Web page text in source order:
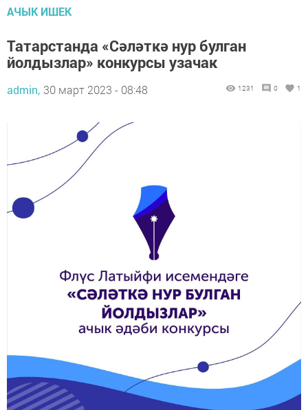
АЧЫК ИШЕК
Татарстанда «Сәләткә нур булган
йолдызлар» конкурсы узачак
admin, 30 март 2023 - 08:48 1231 0 1